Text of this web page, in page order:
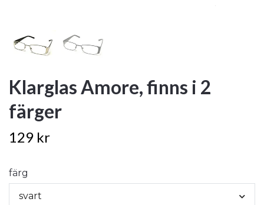
Klarglas Amore, finns i 2
färger
129 kr
färg
svart